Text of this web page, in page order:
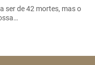
ser de 42 mortes, mas o